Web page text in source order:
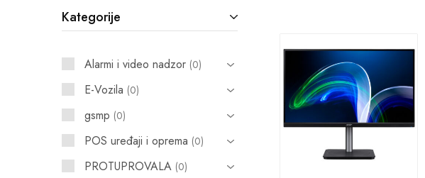
Računala
Periferija
Mobiteli i tableti
POS uređaji i operma
Kategorije
Alarmi i video nadzor 0
E-Vozila 0
gsmp 0
POS uređaji i oprema 0
PROTUPROVALA 0